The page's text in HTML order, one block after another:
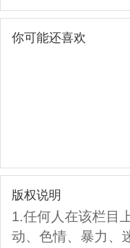
你可能还喜欢
版权说明
1.任何人在该栏目
动、色情、暴力、